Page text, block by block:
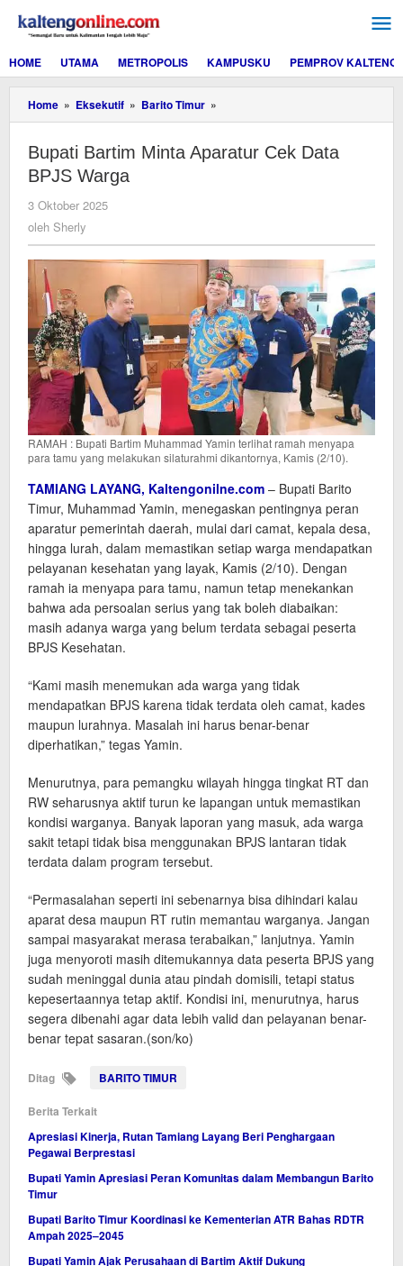
konten
HOME
UTAMA METROPOLIS KAMPUSKU PEMPROV KALTENG
Home » Eksekutif » Barito Timur »
Bartim
Aparatur
Bupati Bartim Minta Aparatur Cek Data
BPJS Warga
3 Oktober 2025
oleh Sherly
RAMAH : Bupati Bartim Muhammad Yamin terlihat ramah menyapa
para tamu yang melakukan silaturahmi dikantornya, Kamis (2/10).
TAMIANG LAYANG, Kaltengonilne.com – Bupati Barito
Timur, Muhammad Yamin, menegaskan pentingnya peran
aparatur pemerintah daerah, mulai dari camat, kepala desa,
hingga lurah, dalam memastikan setiap warga mendapatkan
pelayanan kesehatan yang layak, Kamis (2/10). Dengan
ramah ia menyapa para tamu, namun tetap menekankan
bahwa ada persoalan serius yang tak boleh diabaikan:
masih adanya warga yang belum terdata sebagai peserta
BPJS Kesehatan.
“Kami masih menemukan ada warga yang tidak
mendapatkan BPJS karena tidak terdata oleh camat, kades
maupun lurahnya. Masalah ini harus benar-benar
diperhatikan,” tegas Yamin.
Menurutnya, para pemangku wilayah hingga tingkat RT dan
RW seharusnya aktif turun ke lapangan untuk memastikan
kondisi warganya. Banyak laporan yang masuk, ada warga
sakit tetapi tidak bisa menggunakan BPJS lantaran tidak
terdata dalam program tersebut.
“Permasalahan seperti ini sebenarnya bisa dihindari kalau
aparat desa maupun RT rutin memantau warganya. Jangan
sampai masyarakat merasa terabaikan,” lanjutnya. Yamin
juga menyoroti masih ditemukannya data peserta BPJS yang
sudah meninggal dunia atau pindah domisili, tetapi status
kepesertaannya tetap aktif. Kondisi ini, menurutnya, harus
segera dibenahi agar data lebih valid dan pelayanan benar-
benar tepat sasaran.(son/ko)
Ditag BARITO TIMUR
Berita Terkait
Apresiasi Kinerja, Rutan Tamiang Layang Beri Penghargaan
Pegawai Berprestasi
Bupati Yamin Apresiasi Peran Komunitas dalam Membangun Barito
Timur
Bupati Barito Timur Koordinasi ke Kementerian ATR Bahas RDTR
Ampah 2025–2045
Bupati Yamin Ajak Perusahaan di Bartim Aktif Dukung